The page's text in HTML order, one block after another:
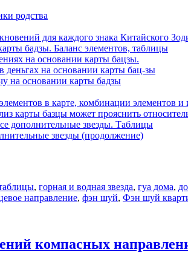
родства
для каждого знака Китайского
бадзы. Баланс элементов, таблицы
на основании карты бацзы.
деньгах на основании карты бац-зы
на основании карты бадзы
в карте, комбинации элементов и
карты базцы может прояснить
дополнительные звезды. Таблицы
звезды (продолжение)
, горная и водная звезда, гуа дома,
направление, фэн шуй, Фэн шуй
компасных